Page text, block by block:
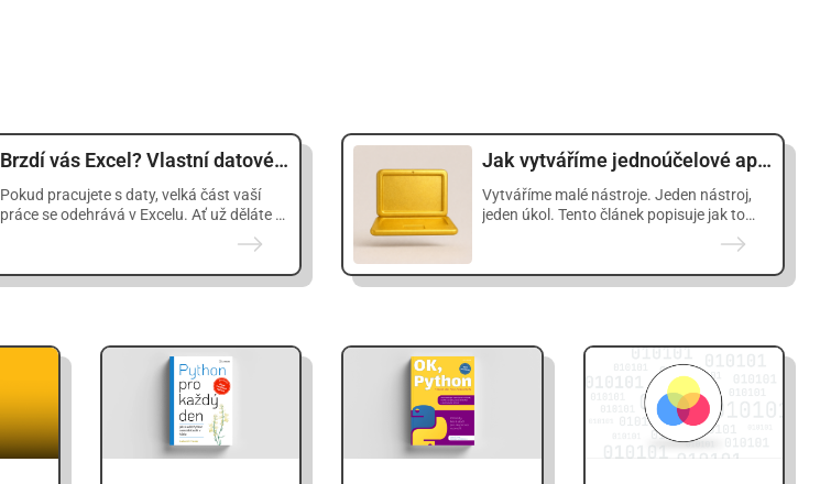
Brzdí vás Excel? Vlastní datové aplikace rychle a bez programátorů.
Pokud pracujete s daty, velká část vaší
práce se odehrává v Excelu. Ať už děláte …
Jak vytváříme jednoúčelové aplikace s pomocí AI
Vytváříme malé nástroje. Jeden nástroj,
jeden úkol. Tento článek popisuje jak to